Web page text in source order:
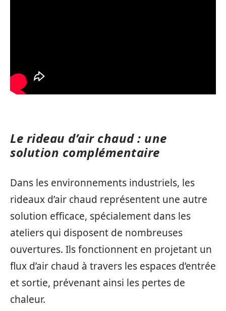
Le rideau d’air chaud : une
solution complémentaire
Dans les environnements industriels, les
rideaux d’air chaud représentent une autre
solution efficace, spécialement dans les
ateliers qui disposent de nombreuses
ouvertures. Ils fonctionnent en projetant un
flux d’air chaud à travers les espaces d’entrée
et sortie, prévenant ainsi les pertes de
chaleur.